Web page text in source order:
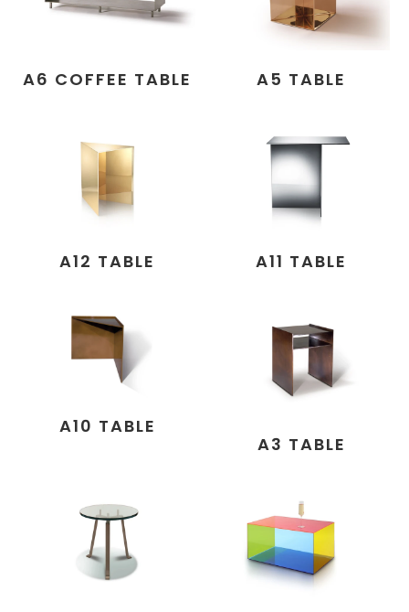
A6 COFFEE TABLE A5 TABLE
A12 TABLE A11 TABLE
A10 TABLE
A3 TABLE